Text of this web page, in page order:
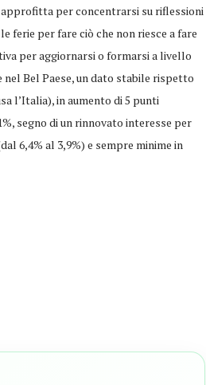
per concentrarsi su riflessioni
ferie per fare ciò che non riesce a fare
per aggiornarsi o formarsi a livello
Bel Paese, un dato stabile rispetto
l’Italia), in aumento di 5 punti
segno di un rinnovato interesse per
6,4% al 3,9%) e sempre minime in